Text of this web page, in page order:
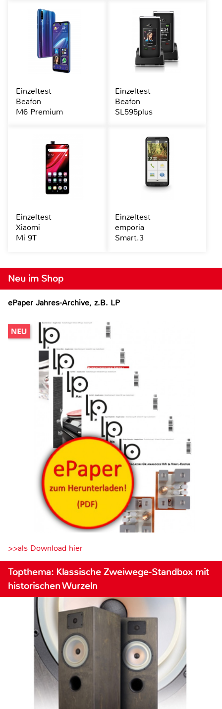
Neu im Shop
ePaper Jahres-Archive, z.B. LP
>>als Download hier
Topthema: Klassische Zweiwege-Standbox mit
historischen Wurzeln
Einzeltest
Beafon
M6 Premium
Einzeltest
Beafon
SL595plus
Einzeltest
Xiaomi
Mi 9T
Einzeltest
emporia
Smart.3